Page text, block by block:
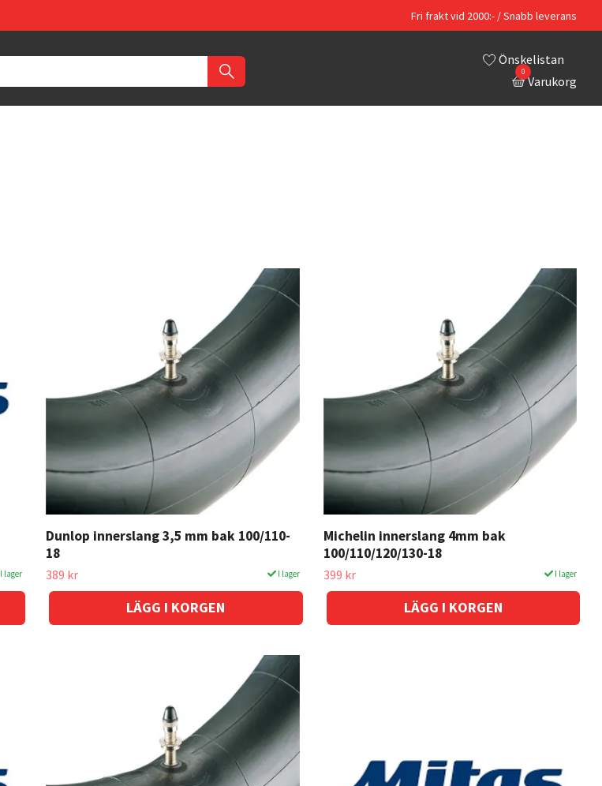
Fri frakt vid 2000:- / Snabb leverans
Önskelistan
0
Varukorg
I lager
Dunlop innerslang 3,5 mm bak 100/110-
18
389 kr I lager
Michelin innerslang 4mm bak
100/110/120/130-18
399 kr I lager